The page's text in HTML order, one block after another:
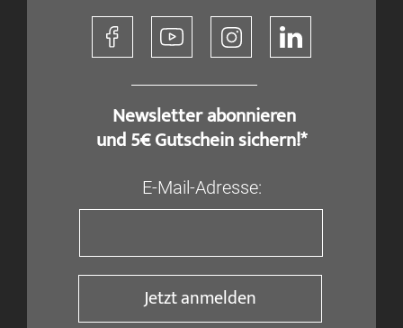
​ Newsletter abonnieren
und 5€ Gutschein sichern!*
E-Mail-Adresse:
Jetzt anmelden